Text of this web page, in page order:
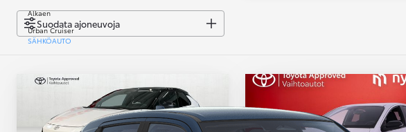
Alkaen
Urban Cruiser
SÄHKÖAUTO
Suodata ajoneuvoja